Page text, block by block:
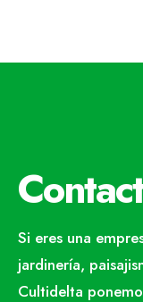
Si eres una
jardinería,
Cultidelta